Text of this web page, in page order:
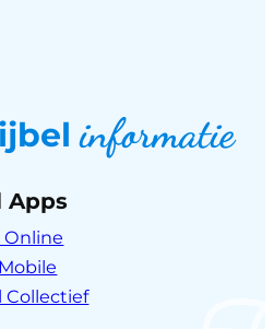
informatie
Apps
Online
Collectief